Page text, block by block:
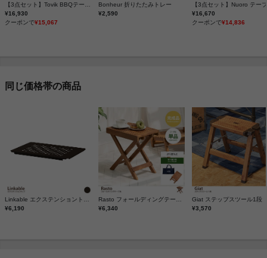
¥16,930
クーポンで¥15,067
Bonheur 折りたたみトレー
¥2,590
¥16,670
クーポンで¥14,836
同じ価格帯の商品
¥6,190
¥6,340
Giat ステップスツール1段
¥3,570